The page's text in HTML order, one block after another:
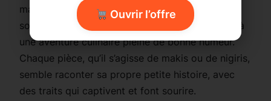
maki et sushi affichant un adorable visage
souriant. Ce dessin chibi respire la joie et invite à
une aventure culinaire pleine de bonne humeur.
Chaque pièce, qu’il s’agisse de makis ou de nigiris,
semble raconter sa propre petite histoire, avec
des traits qui captivent et font sourire.
Ouvrir l’offre